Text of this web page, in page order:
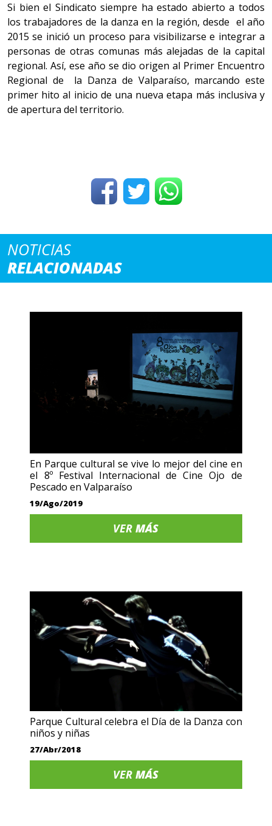
​Si bien el Sindicato siempre ha estado abierto a todos
los trabajadores de la danza en la región, desde el año
2015 se inició un proceso para visibilizarse e integrar a
personas de otras comunas más alejadas de la capital
regional. Así, ese año se dio origen al Primer Encuentro
Regional de la Danza de Valparaíso, marcando este
primer hito al inicio de una nueva etapa más inclusiva y
de apertura del territorio.
NOTICIAS
RELACIONADAS
En Parque cultural se vive lo mejor del cine en
el 8º Festival Internacional de Cine Ojo de
Pescado en Valparaíso
19/Ago/2019
VERMÁS
Parque Cultural celebra el Día de la Danza con
niños y niñas
27/Abr/2018
VERMÁS